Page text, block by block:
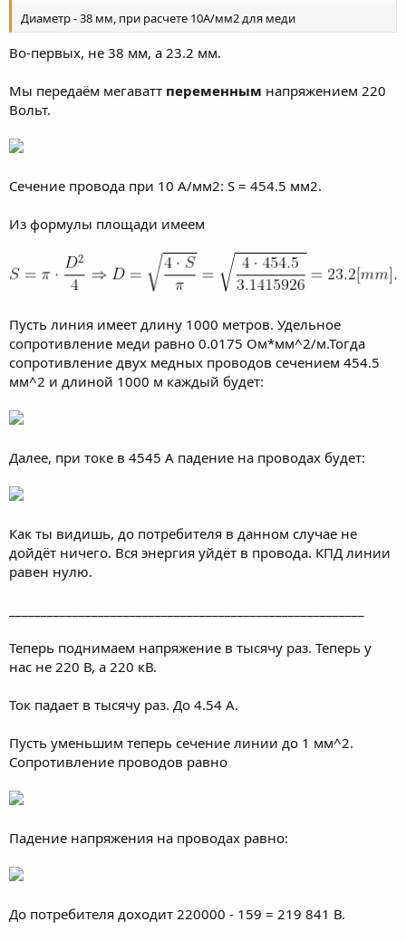
Диаметр - 38 мм, при расчете 10А/мм2 для меди
Во-первых, не 38 мм, а 23.2 мм.
Мы передаём мегаватт переменным напряжением 220
Вольт.
Сечение провода при 10 А/мм2: S = 454.5 мм2.
Из формулы площади имеем
Пусть линия имеет длину 1000 метров. Удельное
сопротивление меди равно 0.0175 Ом*мм^2/м.Тогда
сопротивление двух медных проводов сечением 454.5
мм^2 и длиной 1000 м каждый будет:
Далее, при токе в 4545 А падение на проводах будет:
Как ты видишь, до потребителя в данном случае не
дойдёт ничего. Вся энергия уйдёт в провода. КПД линии
равен нулю.
Теперь поднимаем напряжение в тысячу раз. Теперь у
нас не 220 В, а 220 кВ.
Ток падает в тысячу раз. До 4.54 А.
Пусть уменьшим теперь сечение линии до 1 мм^2.
Сопротивление проводов равно
Падение напряжения на проводах равно:
До потребителя доходит 220000 - 159 = 219 841 В.